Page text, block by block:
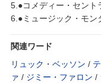
5.●コメディー・セント
6.●ミュージック・モン
関連ワード
リュック・ベッソン /
ァ / ジミー・ファロン /